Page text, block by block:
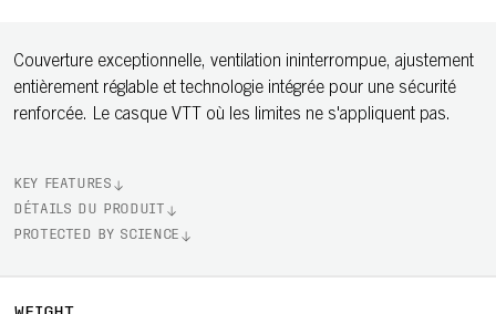
Couverture exceptionnelle, ventilation ininterrompue, ajustement
entièrement réglable et technologie intégrée pour une sécurité
renforcée. Le casque VTT où les limites ne s'appliquent pas.
KEY FEATURES
DÉTAILS DU PRODUIT
PROTECTED BY SCIENCE